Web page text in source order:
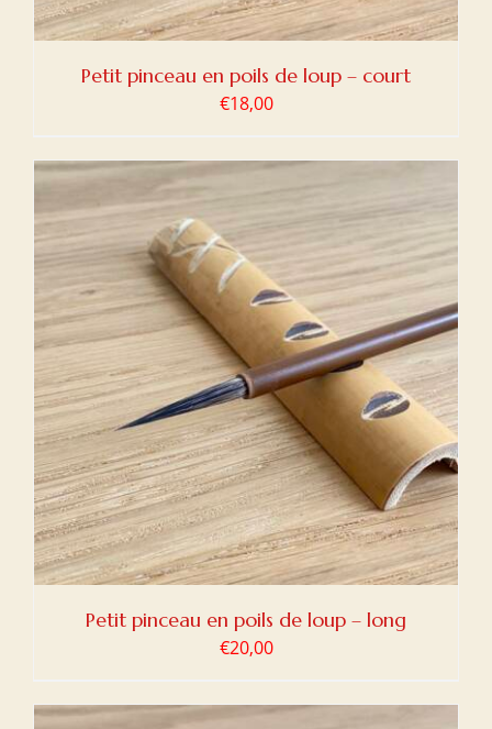
Petit pinceau en poils de loup – court
€18,00
Petit pinceau en poils de loup – long
€20,00